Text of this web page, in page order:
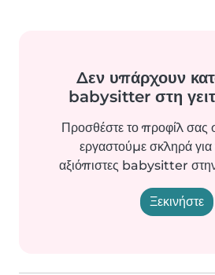
Δεν υπάρχουν
babysitter στη
Προσθέστε το προφίλ σας
εργαστούμε σκληρά
αξιόπιστες babysitter
Ξεκινήστε